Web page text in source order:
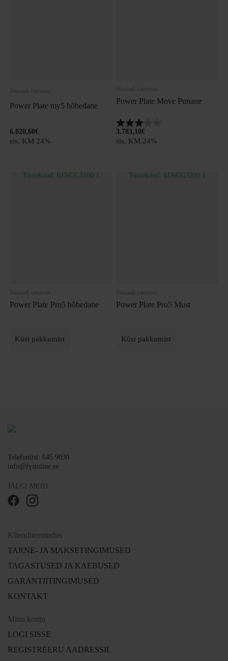
Power Plate my5 hõbedane
6.020,60€
sis. KM 24%
Power Plate Move Punane
Hinnang:
3.783,10€
sis. KM 24%
Power Plate Pro5 hõbedane
Küsi pakkumist
Power Plate Pro5 Must
Küsi pakkumist
Telefonitsi: 645 9030
info@fysioline.ee
JÄLGI MEID
Klienditeenindus
TARNE- JA MAKSETINGIMUSED
TAGASTUSED JA KAEBUSED
GARANTIITINGIMUSED
KONTAKT
Minu konto
LOGI SISSE
REGISTREERU AADRESSIL